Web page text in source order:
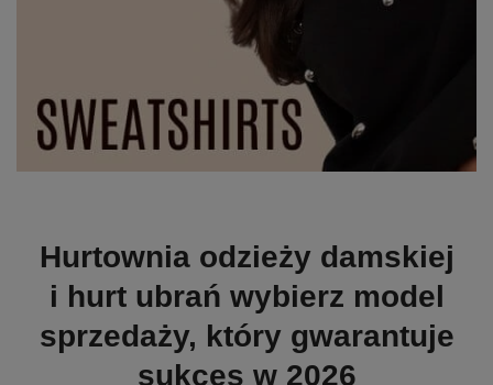
Hurtownia odzieży damskiej
i hurt ubrań wybierz model
sprzedaży, który gwarantuje
sukces w 2026